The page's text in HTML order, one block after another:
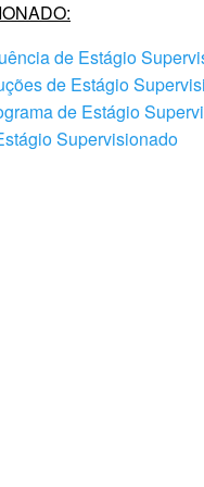
de Estágio
de Estágio
de Estágio
Supervisionado